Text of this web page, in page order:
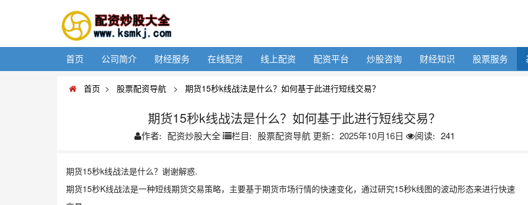
首页 公司简介 财经服务 在线配资 线上配资 配资平台 炒股咨询 财经知识 股票服务
首页 > 股票配资导航 > 期货15秒k线战法是什么？如何基于此进行短线交易？
期货15秒k线战法是什么？如何基于此进行短线交易？
作者: 配资炒股大全 栏目: 股票配资导航 更新：2025年10月16日 阅读: 241
期货15秒k线战法是什么？谢谢解惑.
期货15秒K线战法是一种短线期货交易策略，主要基于期货市场行情的快速变化，通过研究15秒k线图的波动形态来进行快速